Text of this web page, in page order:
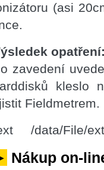
(asi
zavedení
kleslo
Fieldmetrem.
/data/File/
Nákup on-